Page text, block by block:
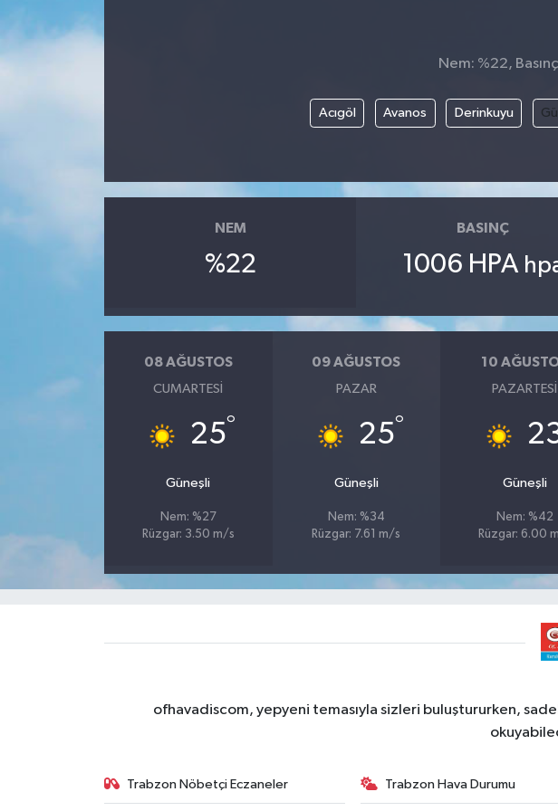
Nem: %22,
Acıgöl Avanos Derinkuyu
NEM
%22
BASINÇ
1006 HPA
08 AĞUSTOS
CUMARTESI
25°
Güneşli
Nem: %27
Rüzgar: 3.50 m/s
09 AĞUSTOS
PAZAR
25°
Güneşli
Nem: %34
Rüzgar: 7.61 m/s
10
PAZARTESI
Güneşli
Nem: %42
Rüzgar: 6.00
ofhavadiscom, yepyeni temasıyla sizleri buluştururken,
Trabzon Nöbetçi Eczaneler Trabzon Hava Durumu